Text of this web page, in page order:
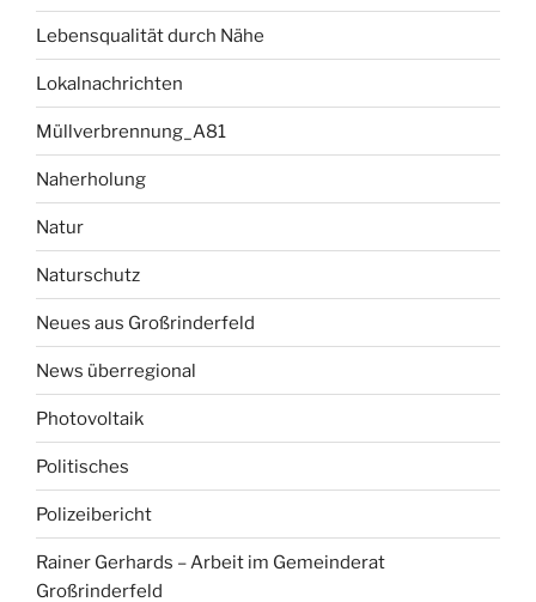
Lebensqualität durch Nähe
Lokalnachrichten
Müllverbrennung_A81
Naherholung
Natur
Naturschutz
Neues aus Großrinderfeld
News überregional
Photovoltaik
Politisches
Polizeibericht
Rainer Gerhards – Arbeit im Gemeinderat
Großrinderfeld